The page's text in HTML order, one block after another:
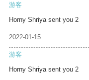
游客
Horny Shriya sent you 2
2022-01-15
游客
Horny Shriya sent you 2